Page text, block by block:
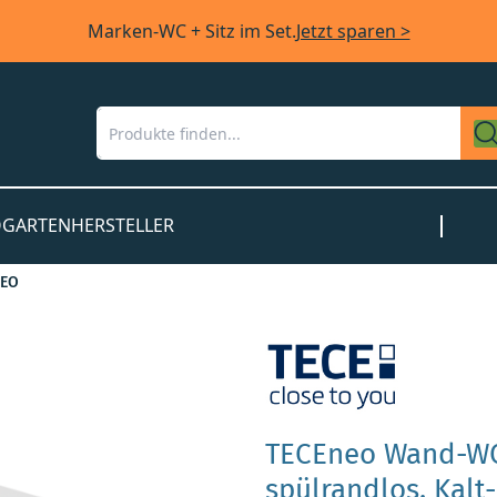
Marken-WC + Sitz im Set.Jetzt sparen >
GARTENHERSTELLER
TECEneo Wand-